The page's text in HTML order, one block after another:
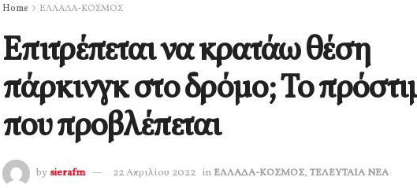
Home ΕΛΛΑΔΑ-ΚΟΣΜΟΣ
Επιτρέπεται να κρατάω θέση
πάρκινγκ στο δρόμο; Το
που προβλέπεται
by sierafm 22 Απριλίου 2022 in ΕΛΛΑΔΑ-ΚΟΣΜΟΣ, ΤΕΛΕΥΤΑΙΑ ΝΕΑ